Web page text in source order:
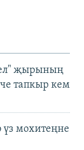
җырының
тапкыр кем
үз мохитеңне